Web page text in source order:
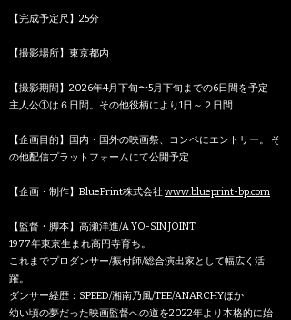
【完成予定尺】25分
【撮影場所】東京都内
【撮影期間】 2026年4月下旬〜5月下旬までの6日間を予定
主人公①は６日間。その他役柄により1日～２日間
【企画⽬的】国内・国外の映画祭、コンペにエントリー。 そ
の他配信プラットフォームにて公開予定
【企画・制作】BluePrint株式会社 www.blueprint-bp.com
【監督・脚本】⾼瀬洋進/A YO-SIN JOINT
1977年東京⽣まれ⾼円寺育ち。
これまでプロダンサー/振付師/総合演出家として幅広く活
躍。
​ダンサー経歴：SPEED/湘南乃風/TEE/ANARCHYほか
幼い頃の夢だった映画監督への道を2022年より本格的に始